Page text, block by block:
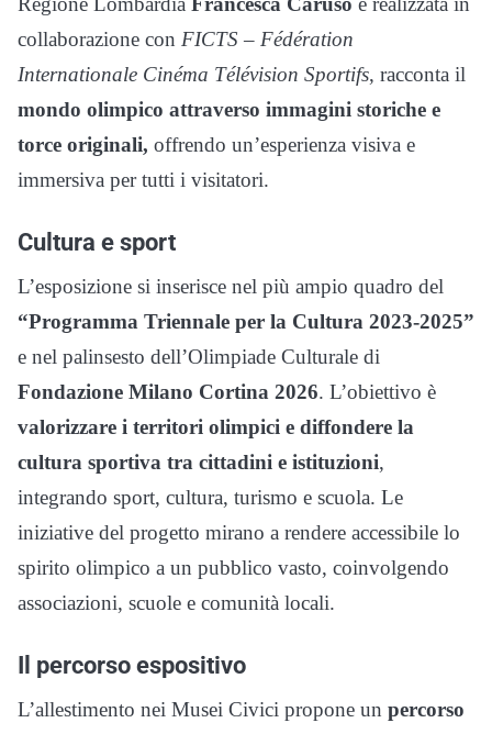
collaborazione con FICTS – Fédération
Internationale Cinéma Télévision Sportifs, racconta il
mondo olimpico attraverso immagini storiche e
torce originali, offrendo un’esperienza visiva e
immersiva per tutti i visitatori.
Cultura e sport
L’esposizione si inserisce nel più ampio quadro del
“Programma Triennale per la Cultura 2023-2025”
e nel palinsesto dell’Olimpiade Culturale di
Fondazione Milano Cortina 2026. L’obiettivo è
valorizzare i territori olimpici e diffondere la
cultura sportiva tra cittadini e istituzioni,
integrando sport, cultura, turismo e scuola. Le
iniziative del progetto mirano a rendere accessibile lo
spirito olimpico a un pubblico vasto, coinvolgendo
associazioni, scuole e comunità locali.
Il percorso espositivo
L’allestimento nei Musei Civici propone un percorso